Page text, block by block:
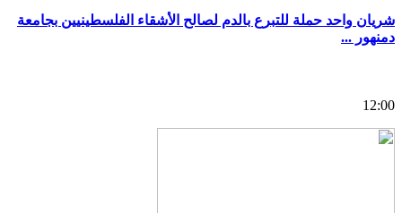
شريان واحد حملة للتبرع بالدم لصالح الأشقاء الفلسطينيين بجامعة
دمنهور ...
12:00